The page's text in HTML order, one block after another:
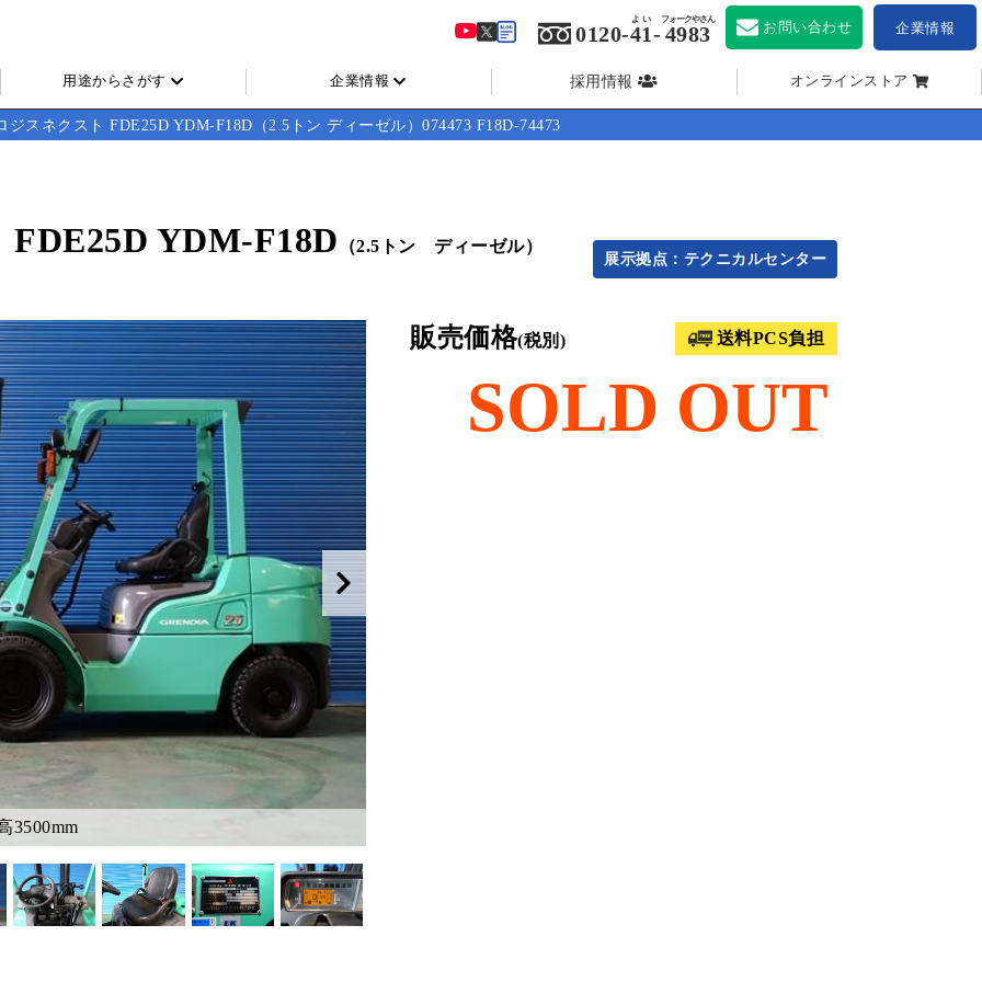
用途からさがす 企業情報 採用情報 オンラインストア
0120-41
よい
- 4983
フォークやさん お問い合わせ 企業情報
ジスネクスト FDE25D YDM-F18D（2.5トン ディーゼル）074473 F18D-74473
YDM-F18D （2.5トン ディーゼル）
展示拠点：テクニカルセンター
3500mm
販売価格(税別) 送料PCS負担
SOLD OUT